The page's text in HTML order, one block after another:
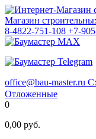
Магазин
8-4822-751-108 +7-
office@bau-master.ru
Отложенные
0
0,00 руб.